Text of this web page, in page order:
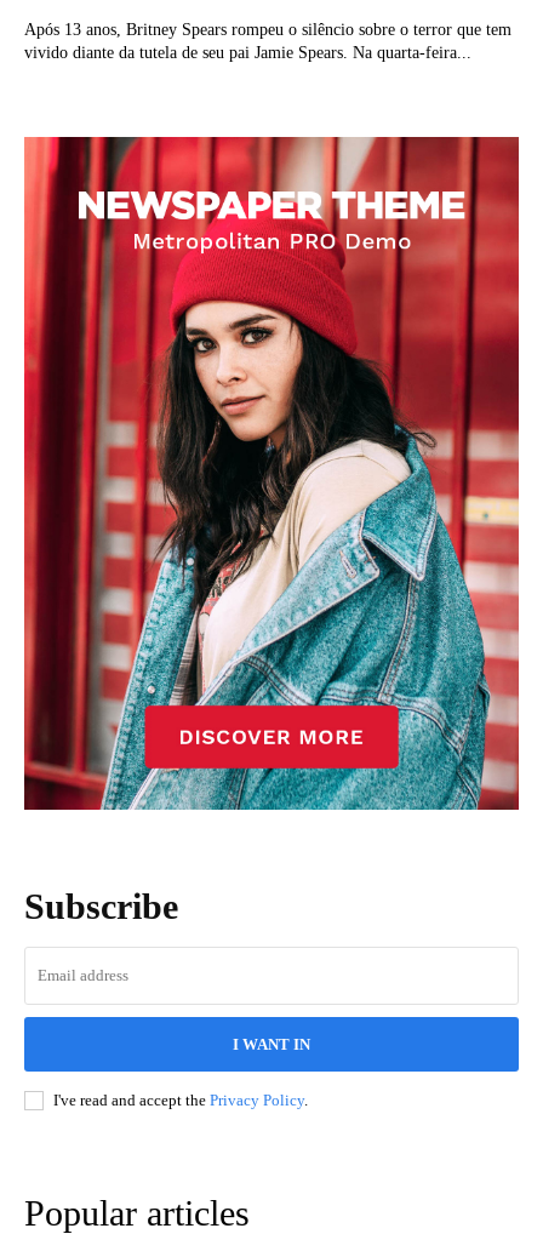
Após 13 anos, Britney Spears rompeu o silêncio sobre o terror que tem
vivido diante da tutela de seu pai Jamie Spears. Na quarta-feira...
Subscribe
I WANT IN
I've read and accept the Privacy Policy.
Popular articles